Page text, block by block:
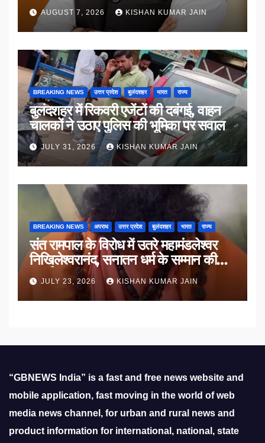
AUGUST 7, 2026 KISHAN KUMAR JAIN
BREAKING NEWS उत्तर प्रदेश बुलंदशहर भारत राज्य
बुलंदशहर में रिकवरी एजेंटों की दबंगई, वाहन
चालकों ने उठाए पुलिस की भूमिका पर सवाल
JULY 31, 2026 KISHAN KUMAR JAIN
BREAKING NEWS अपराध उत्तर प्रदेश बुलंदशहर भारत राज्य
संत रामपाल के विरोध में उतरे महामंडलेश्वर
निखिलेश्वरानंद, सनातन धर्म के सम्मान की
उठाई मांग
JULY 23, 2026 KISHAN KUMAR JAIN
“GBNEWS India” is a fast and free news website and
mobile application, fast moving in the world of web
media news channel, for urban and rural news and
product information for international, national, state